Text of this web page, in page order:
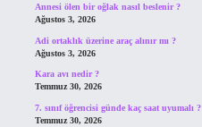
Annesi ölen bir oğlak nasıl beslenir ?
Ağustos 3, 2026
Adi ortaklık üzerine araç alınır mı ?
Ağustos 3, 2026
Kara avı nedir ?
Temmuz 30, 2026
7. sınıf öğrencisi günde kaç saat uyumalı ?
Temmuz 30, 2026